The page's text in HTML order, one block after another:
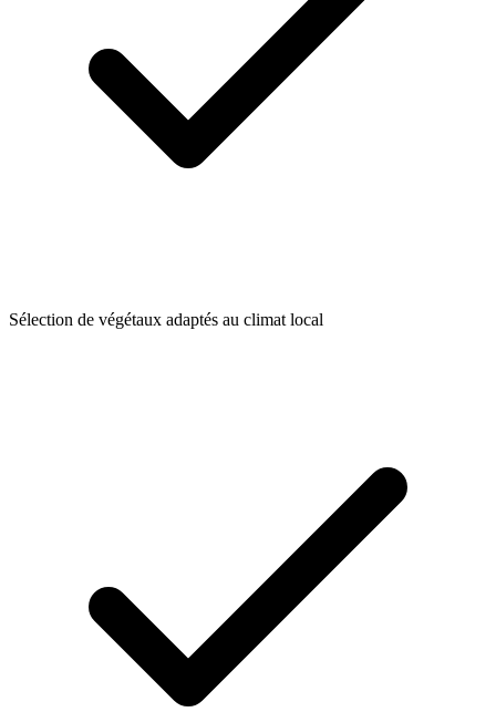
Sélection de végétaux adaptés au climat local